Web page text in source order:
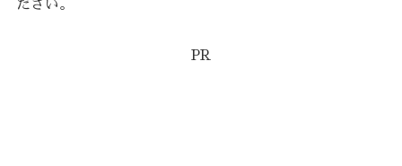
ださい。
PR